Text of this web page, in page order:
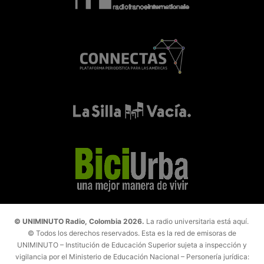
© UNIMINUTO Radio, Colombia 2026. La radio universitaria está aquí.
© Todos los derechos reservados. Esta es la red de emisoras de
UNIMINUTO – Institución de Educación Superior sujeta a inspección y
vigilancia por el Ministerio de Educación Nacional – Personería jurídica: